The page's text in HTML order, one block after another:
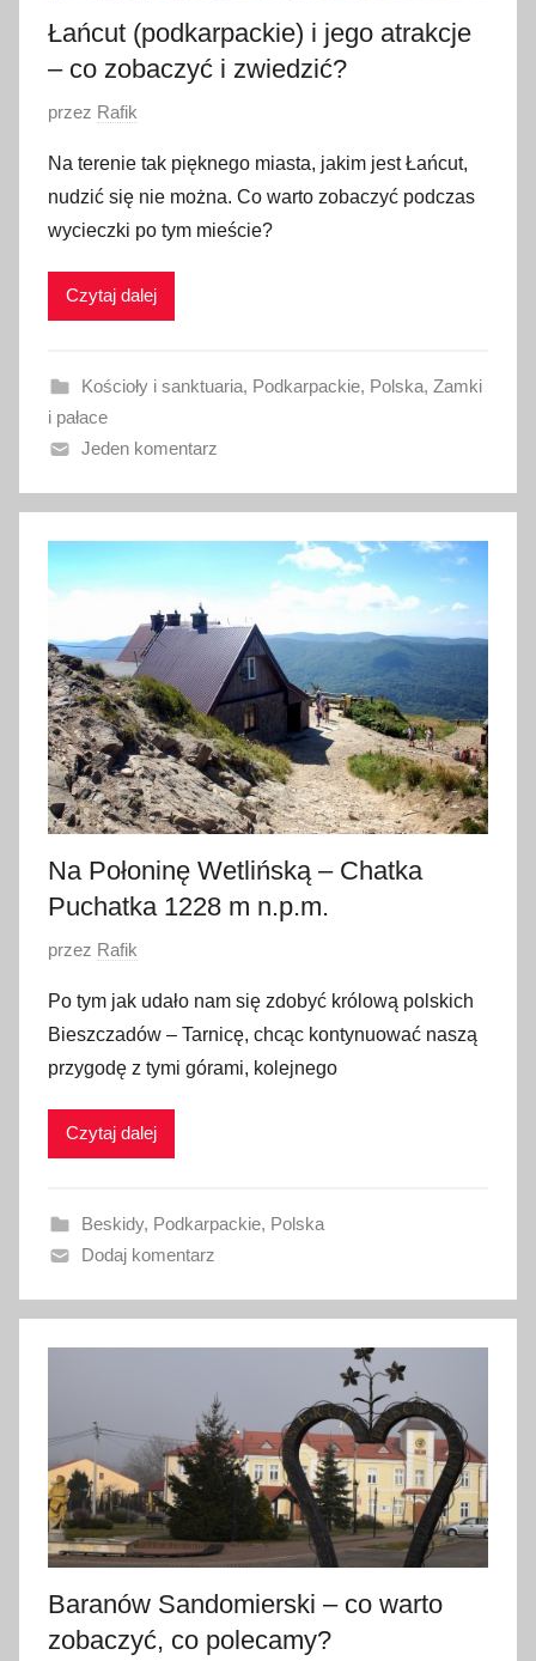
Łańcut (podkarpackie) i jego atrakcje
– co zobaczyć i zwiedzić?
O
u
b
l
i
a
n
o
s
i
e
p
n
i
a
2
0
1
8
przez Rafik
Na terenie tak pięknego miasta, jakim jest Łańcut,
nudzić się nie można. Co warto zobaczyć podczas
wycieczki po tym mieście?
Czytaj dalej
Kościoły i sanktuaria, Podkarpackie, Polska, Zamki
i pałace
Jeden komentarz
Na Połoninę Wetlińską – Chatka
Puchatka 1228 m n.p.m.
O
u
b
l
i
a
n
1
2
e
g
o
2
0
1
przez Rafik
Po tym jak udało nam się zdobyć królową polskich
Bieszczadów – Tarnicę, chcąc kontynuować naszą
przygodę z tymi górami, kolejnego
Czytaj dalej
Beskidy, Podkarpackie, Polska
Dodaj komentarz
Baranów Sandomierski – co warto
zobaczyć, co polecamy?